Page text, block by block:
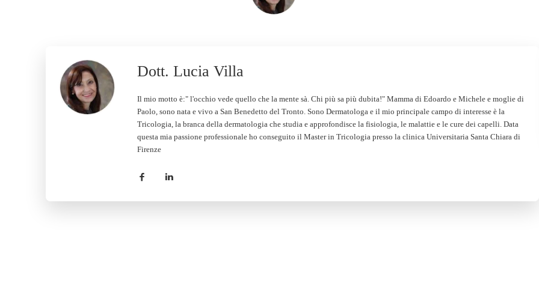
Dott. Lucia Villa
Il mio motto è:" l'occhio vede quello che la mente sà. Chi più sa più dubita!" Mamma di Edoardo e Michele e moglie di
Paolo, sono nata e vivo a San Benedetto del Tronto. Sono Dermatologa e il mio principale campo di interesse è la
Tricologia, la branca della dermatologia che studia e approfondisce la fisiologia, le malattie e le cure dei capelli. Data
questa mia passione professionale ho conseguito il Master in Tricologia presso la clinica Universitaria Santa Chiara di
Firenze